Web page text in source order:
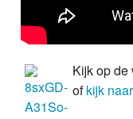
Kijk op de
ofkijk